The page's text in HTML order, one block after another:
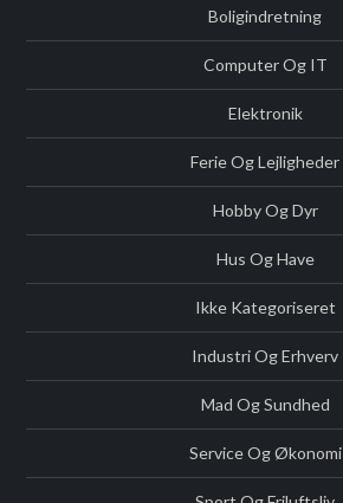
Boligindretning
Computer Og IT
Elektronik
Ferie Og Lejligheder
Hobby Og Dyr
Hus Og Have
Ikke Kategoriseret
Industri Og Erhverv
Mad Og Sundhed
Service Og Økonomi